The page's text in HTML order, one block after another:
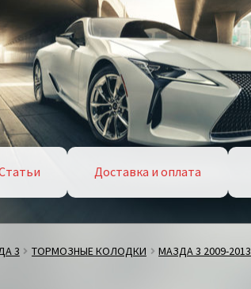
Доставка и оплата
3 ТОРМОЗНЫЕ КОЛОДКИ МАЗДА 3 2009-2013